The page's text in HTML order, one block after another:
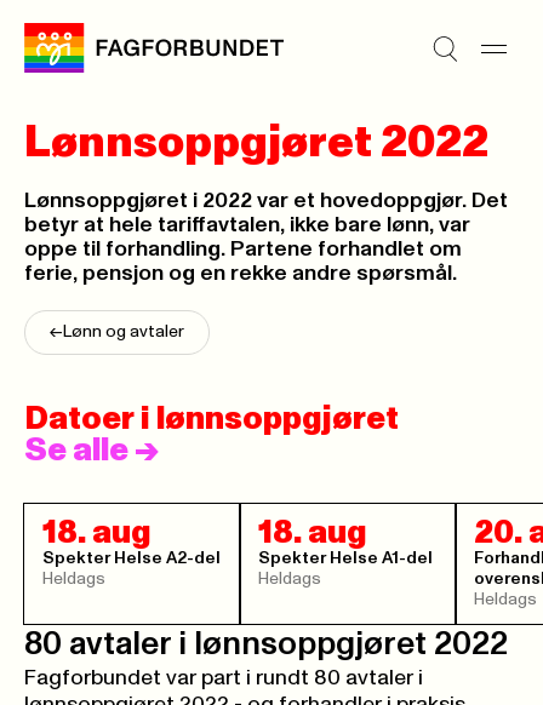
Lønnsoppgjøret 2022
Lønnsoppgjøret i 2022 var et hovedoppgjør. Det
betyr at hele tariffavtalen, ikke bare lønn, var
oppe til forhandling. Partene forhandlet om
ferie, pensjon og en rekke andre spørsmål.
<- Lønn og avtaler
Datoer i lønnsoppgjøret
Se alle ->
18. aug
Spekter Helse A2-del
Heldags
18. aug
Spekter Helse A1-del
Heldags
20.
Heldags
80 avtaler i lønnsoppgjøret 2022
Fagforbundet var part i rundt 80 avtaler i